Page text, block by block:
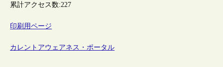
累計アクセス数:227
印刷用ページ
カレントアウェアネス・ポータル